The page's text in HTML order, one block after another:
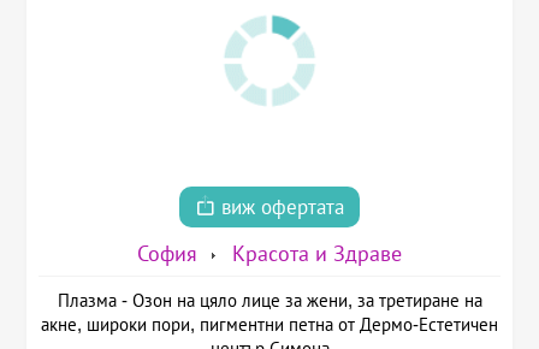
виж офертата
София Красота и Здраве
Плазма - Озон на цяло лице за жени, за третиране на
акне, широки пори, пигментни петна от Дермо-Естетичен